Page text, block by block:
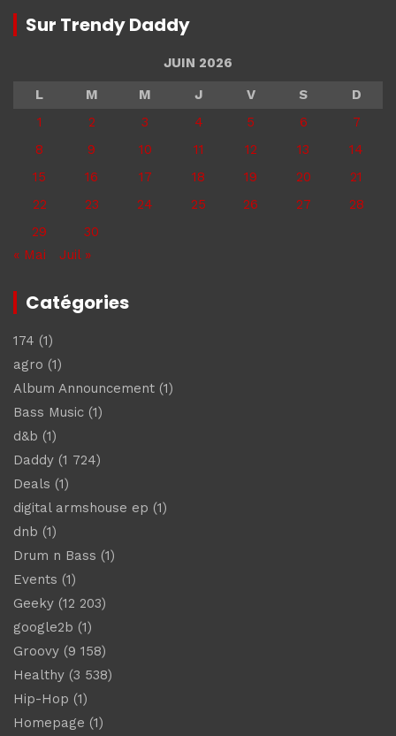
Sur Trendy Daddy
JUIN 2026
L
M M J V S
D
1
2 3 4 5 6
7
8
9 10 11 12 13
14
15
16 17 18 19 20
21
22
23 24 25 26 27
28
29
30
« Mai
Juil »
Catégories
174 (1)
agro (1)
Album Announcement (1)
Bass Music (1)
d&b (1)
Daddy (1 724)
Deals (1)
digital armshouse ep (1)
dnb (1)
Drum n Bass (1)
Events (1)
Geeky (12 203)
google2b (1)
Groovy (9 158)
Healthy (3 538)
Hip-Hop (1)
Homepage (1)